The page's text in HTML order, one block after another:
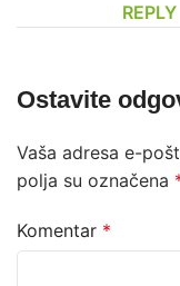
REPLY
Ostavite
Vaša adresa e-
polja su označena
Komentar *